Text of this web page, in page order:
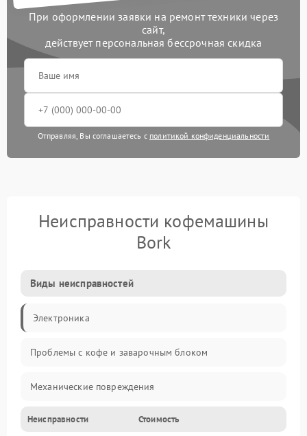
При оформлении заявки на ремонт техники через
сайт,
действует персональная бессрочная скидка
Отправляя, Вы соглашаетесь с политикой конфиденциальности
Неисправности кофемашины
Bork
Виды неисправностей
Электроника
Проблемы с кофе и заварочным блоком
Механические повреждения
Прочие неисправности
Неисправности Стоимость